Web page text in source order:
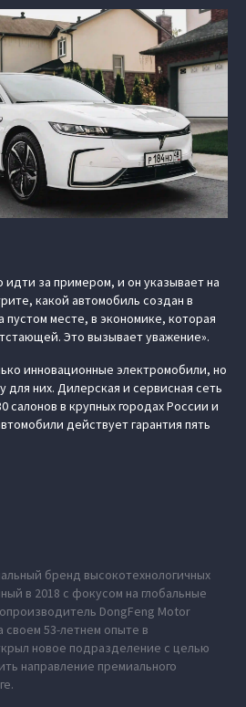
за примером, и он указывает на
какой автомобиль создан в
пустом месте, в экономике, которая
Это вызывает уважение».
инновационные электромобили, но
для них. Дилерская и сервисная сеть
салонов в крупных городах России и
действует гарантия пять
бренд высокотехнологичных
в 2018 с фокусом на глобальные
DongFeng Motor
своем 53-летнем опыте в
новое подразделение с целью
направление премиального